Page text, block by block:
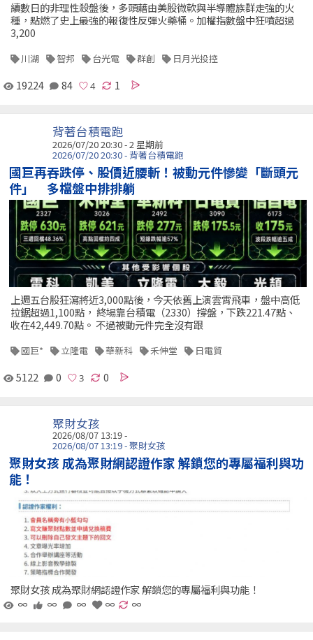
續數日的非理性殺盤後，多頭藉由美股微軟與半導體族群走強的火
種，點燃了史上最強的報復性反彈火藥桶。加權指數盤中狂噴超過
3,200
川湖 智邦 台光電 群創 日月光投控
19224 84 1
背著台積電跑
2026/07/20 20:30 - 2 星期前
2026/07/20 20:30 - 背著台積電跑
國巨再吞跌停、股價近腰斬！被動元件慘變「斷頭元
件」 多檔盤中排排躺
上週五台股狂瀉將近3,000點後，今天依舊上演雲霄飛車，盤中高低
拉鋸超過1,100點， 終場靠台積電（2330）撐盤，下跌221.47點、
收在42,449.70點。 不過被動元件完全沒有跟
國巨* 立隆電 華新科 禾伸堂 日電貿
5122 0 0
聚財女孩
2026/08/07 13:19 -
2026/08/07 13:19 - 聚財女孩
聚財女孩 成為聚財網認證作家 解鎖您的專屬福利與功
能！
聚財女孩 成為聚財網認證作家 解鎖您的專屬福利與功能！
∞
∞ ∞ ∞ ∞